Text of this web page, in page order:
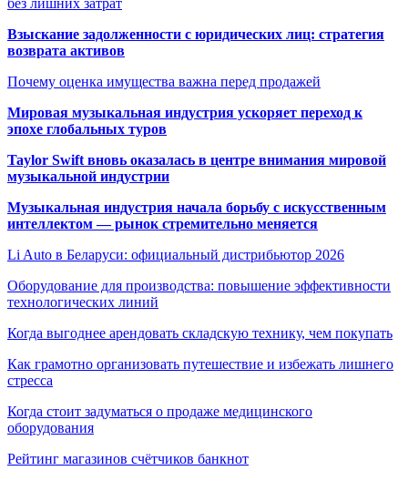
без лишних затрат
Взыскание задолженности с юридических лиц: стратегия
возврата активов
Почему оценка имущества важна перед продажей
Мировая музыкальная индустрия ускоряет переход к
эпохе глобальных туров
Taylor Swift вновь оказалась в центре внимания мировой
музыкальной индустрии
Музыкальная индустрия начала борьбу с искусственным
интеллектом — рынок стремительно меняется
Li Auto в Беларуси: официальный дистрибьютор 2026
Оборудование для производства: повышение эффективности
технологических линий
Когда выгоднее арендовать складскую технику, чем покупать
Как грамотно организовать путешествие и избежать лишнего
стресса
Когда стоит задуматься о продаже медицинского
оборудования
Рейтинг магазинов счётчиков банкнот